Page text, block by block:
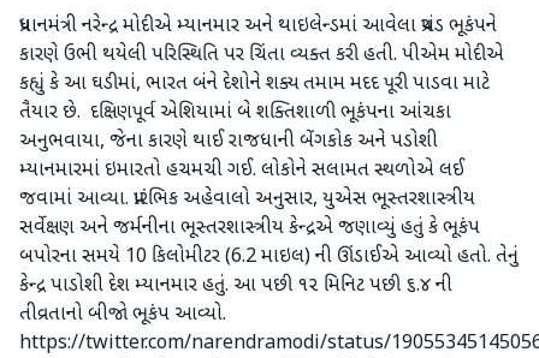
પ્રધાનમંત્રી નરેન્દ્ર મોદીએ મ્યાનમાર અને થાઇલેન્ડમાં આવેલા પ્રચંડ ભૂકંપને
કારણે ઉભી થયેલી પરિસ્થિતિ પર ચિંતા વ્યક્ત કરી હતી. પીએમ મોદીએ
કહ્યું કે આ ઘડીમાં, ભારત બંને દેશોને શક્ય તમામ મદદ પૂરી પાડવા માટે
તૈયાર છે. દક્ષિણપૂર્વ એશિયામાં બે શક્તિશાળી ભૂકંપના આંચકા
અનુભવાયા, જેના કારણે થાઈ રાજધાની બેંગકોક અને પડોશી
મ્યાનમારમાં ઇમારતો હચમચી ગઈ. લોકોને સલામત સ્થળોએ લઈ
જવામાં આવ્યા. પ્રારંભિક અહેવાલો અનુસાર, યુએસ ભૂસ્તરશાસ્ત્રીય
સર્વેક્ષણ અને જર્મનીના ભૂસ્તરશાસ્ત્રીય કેન્દ્રએ જણાવ્યું હતું કે ભૂકંપ
બપોરના સમયે 10 કિલોમીટર (6.2 માઇલ) ની ઊંડાઈએ આવ્યો હતો. તેનું
કેન્દ્ર પાડોશી દેશ મ્યાનમાર હતું. આ પછી ૧૨ મિનિટ પછી ૬.૪ ની
તીવ્રતાનો બીજો ભૂકંપ આવ્યો.
https://twitter.com/narendramodi/status/